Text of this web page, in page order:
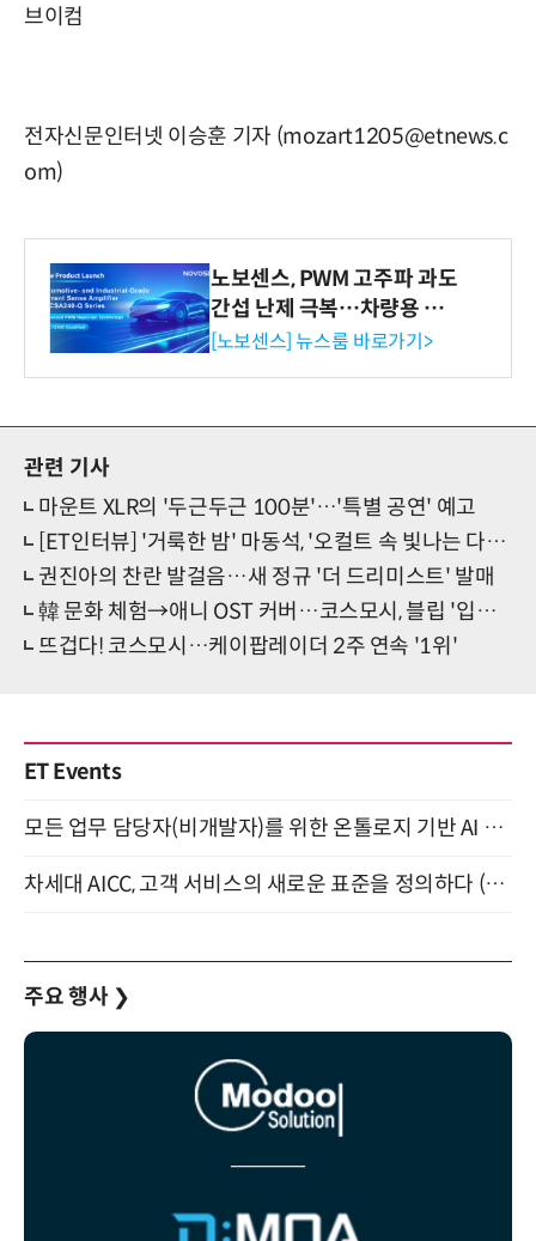
브이컴
전자신문인터넷 이승훈 기자 (mozart1205@etnews.c
om)
노보센스, PWM 고주파 과도
간섭 난제 극복…차량용 전
류 감지 증폭기
[노보센스] 뉴스룸 바로가기>
관련 기사
마운트 XLR의 '두근두근 100분'…'특별 공연' 예고
[ET인터뷰] '거룩한 밤' 마동석, '오컬트 속 빛나는 다크펀치 마동석' (종합)
권진아의 찬란 발걸음…새 정규 '더 드리미스트' 발매
韓 문화 체험→애니 OST 커버…코스모시, 블립 '입덕 콘텐츠' 눈길
뜨겁다! 코스모시…케이팝레이더 2주 연속 '1위'
ET Events
모든 업무 담당자(비개발자)를 위한 온톨로지 기반 AI 지식체계 설계 1-day 워크숍 8월 20일 개최
차세대 AICC, 고객 서비스의 새로운 표준을 정의하다 (9/9)
주요 행사 ❯